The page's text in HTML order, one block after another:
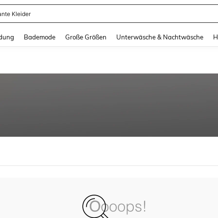
Kleider
Bademode Große Größen Unterwäsche & Nachtwäsche